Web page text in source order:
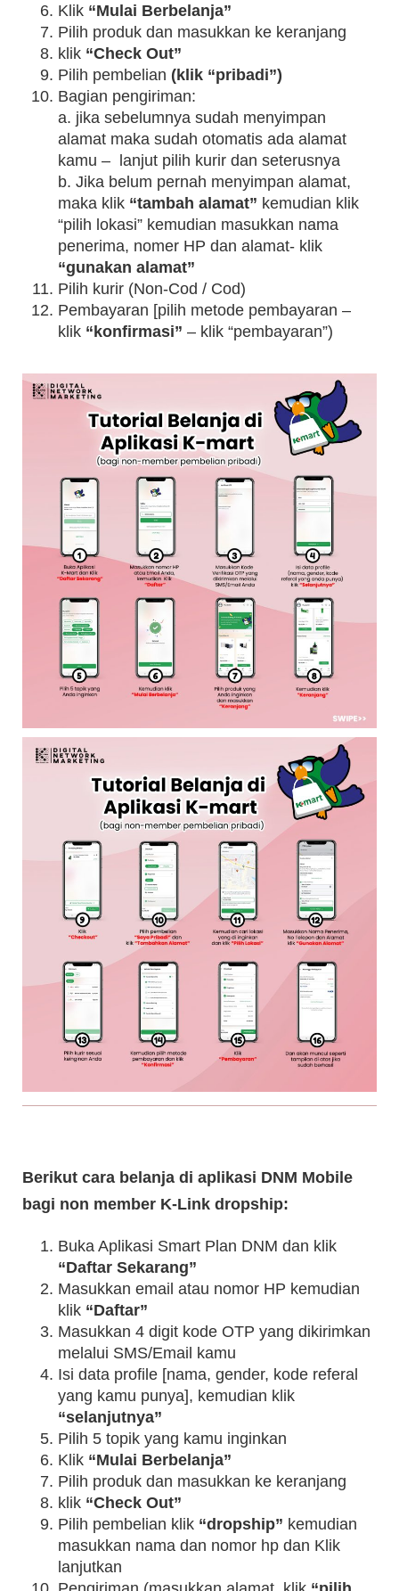
Klik “Mulai Berbelanja”
Pilih produk dan masukkan ke keranjang
klik “Check Out”
Pilih pembelian (klik “pribadi”)
Bagian pengiriman:
a. jika sebelumnya sudah menyimpan
alamat maka sudah otomatis ada alamat
kamu – lanjut pilih kurir dan seterusnya
b. Jika belum pernah menyimpan alamat,
maka klik “tambah alamat” kemudian klik
“pilih lokasi” kemudian masukkan nama
penerima, nomer HP dan alamat- klik
“gunakan alamat”
Pilih kurir (Non-Cod / Cod)
Pembayaran [pilih metode pembayaran –
klik “konfirmasi” – klik “pembayaran”)
Berikut cara belanja di aplikasi DNM Mobile
bagi non member K-Link dropship:
Buka Aplikasi Smart Plan DNM dan klik
“Daftar Sekarang”
Masukkan email atau nomor HP kemudian
klik “Daftar”
Masukkan 4 digit kode OTP yang dikirimkan
melalui SMS/Email kamu
Isi data profile [nama, gender, kode referal
yang kamu punya], kemudian klik
“selanjutnya”
Pilih 5 topik yang kamu inginkan
Klik “Mulai Berbelanja”
Pilih produk dan masukkan ke keranjang
klik “Check Out”
Pilih pembelian klik “dropship” kemudian
masukkan nama dan nomor hp dan Klik
lanjutkan